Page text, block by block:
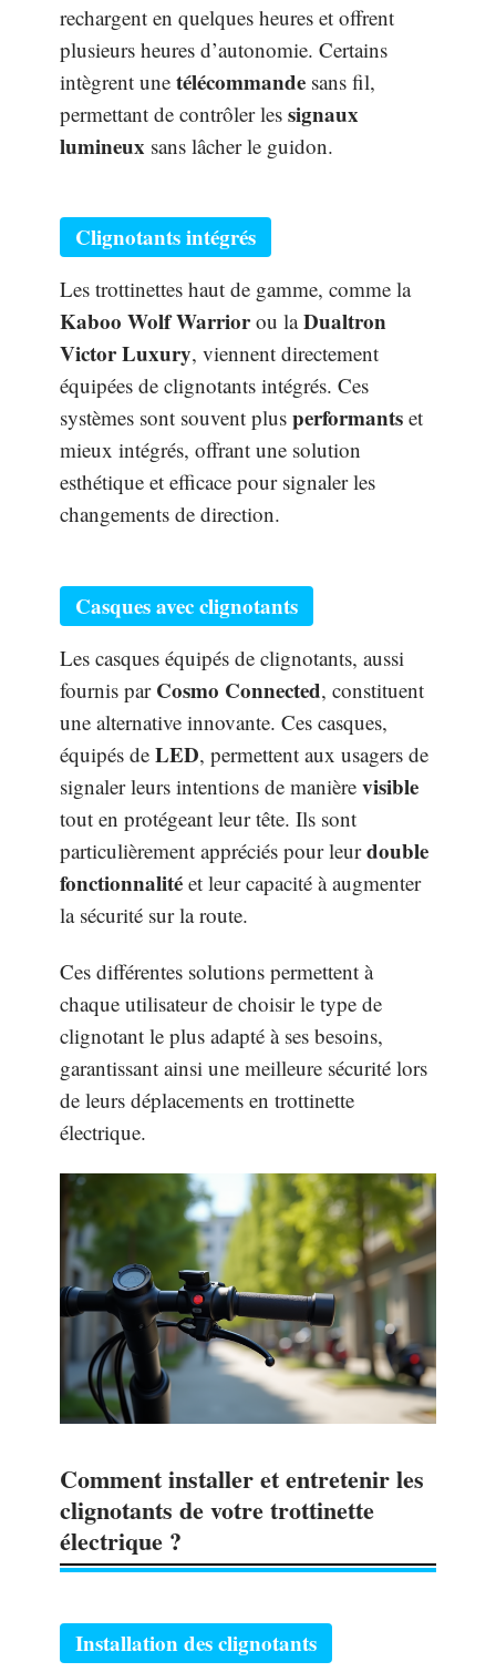
rechargent en quelques heures et offrent
plusieurs heures d’autonomie. Certains
intègrent une télécommande sans fil,
permettant de contrôler les signaux
lumineux sans lâcher le guidon.
Clignotants intégrés
Les trottinettes haut de gamme, comme la
Kaboo Wolf Warriorou laDualtron
Victor Luxury, viennent directement
équipées de clignotants intégrés. Ces
systèmes sont souvent plus performants et
mieux intégrés, offrant une solution
esthétique et efficace pour signaler les
changements de direction.
Casques avec clignotants
Les casques équipés de clignotants, aussi
fournis par Cosmo Connected, constituent
une alternative innovante. Ces casques,
équipés de LED, permettent aux usagers de
signaler leurs intentions de manière visible
tout en protégeant leur tête. Ils sont
particulièrement appréciés pour leurdouble
fonctionnalité et leur capacité à augmenter
la sécurité sur la route.
Ces différentes solutions permettent à
chaque utilisateur de choisir le type de
clignotant le plus adapté à ses besoins,
garantissant ainsi une meilleure sécurité lors
de leurs déplacements en trottinette
électrique.
Comment installer et entretenir les
clignotants de votre trottinette
électrique ?
Installation des clignotants